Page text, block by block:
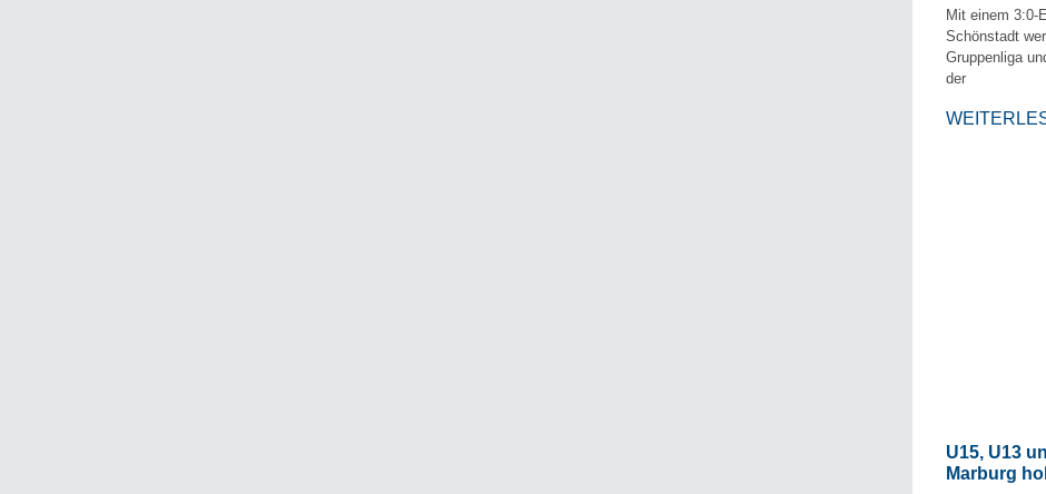
Mit einem 3:0-
Schönstadt
Gruppenliga
der
U15, U13
Marburg